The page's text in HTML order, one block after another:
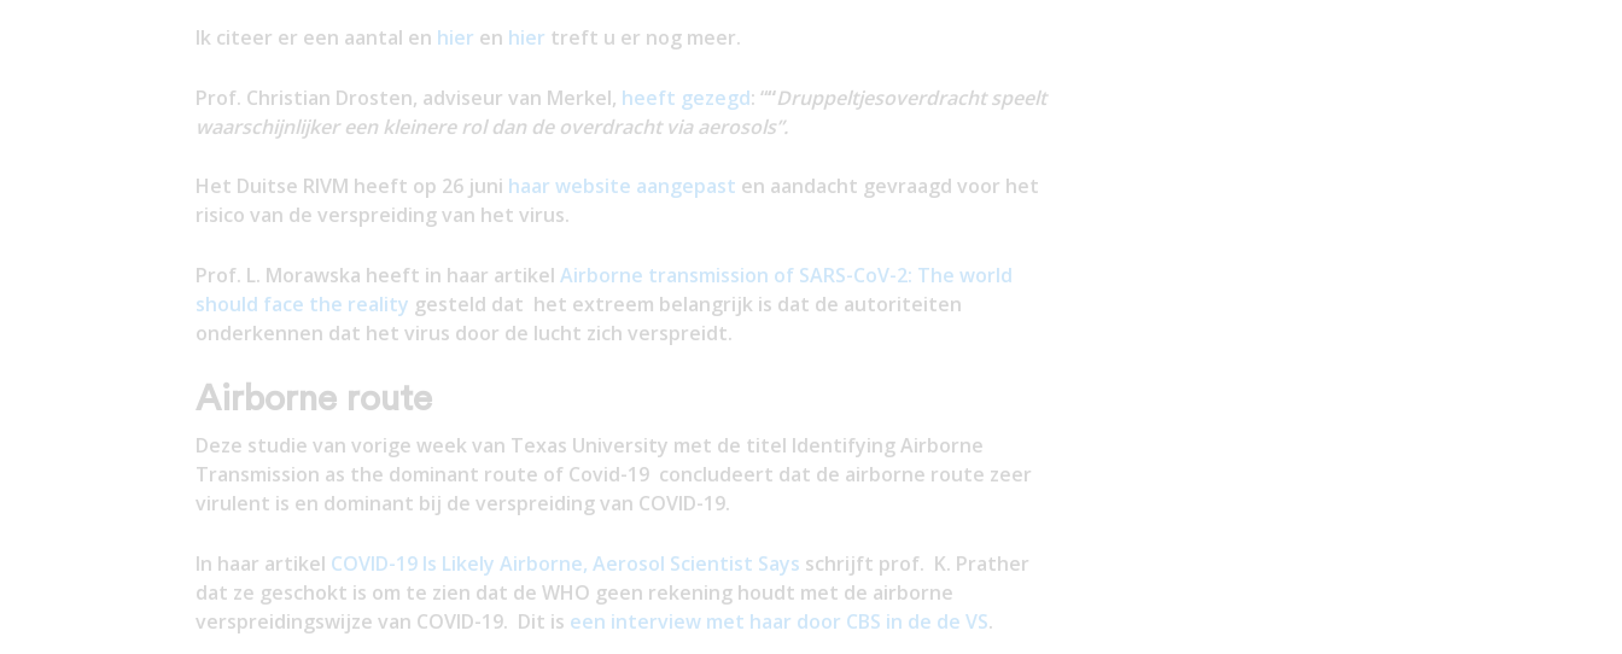
Ik citeer er een aantal en hier en hier treft u er nog meer.
Prof. Christian Drosten, adviseur van Merkel, heeft gezegd: ““Druppeltjesoverdracht speelt
waarschijnlijker een kleinere rol dan de overdracht via aerosols”.
Het Duitse RIVM heeft op 26 juni haar website aangepast en aandacht gevraagd voor het
risico van de verspreiding van het virus.
Prof. L. Morawska heeft in haar artikel Airborne transmission of SARS-CoV-2: The world
should face the reality gesteld dat het extreem belangrijk is dat de autoriteiten
onderkennen dat het virus door de lucht zich verspreidt.
Airborne route
Deze studie van vorige week van Texas University met de titel Identifying Airborne
Transmission as the dominant route of Covid-19 concludeert dat de airborne route zeer
virulent is en dominant bij de verspreiding van COVID-19.
In haar artikel COVID-19 Is Likely Airborne, Aerosol Scientist Says schrijft prof. K. Prather
dat ze geschokt is om te zien dat de WHO geen rekening houdt met de airborne
verspreidingswijze van COVID-19. Dit is een interview met haar door CBS in de de VS.